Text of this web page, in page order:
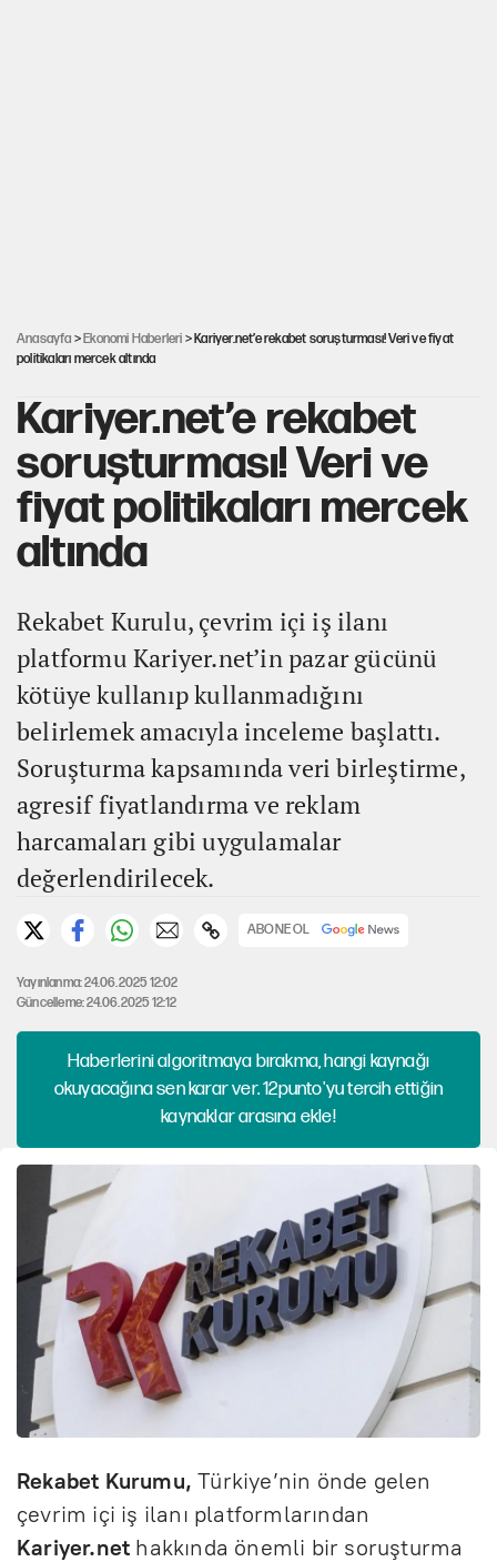
Anasayfa >Ekonomi Haberleri > Kariyer.net’e rekabet soruşturması! Veri ve fiyat
politikaları mercek altında
Kariyer.net’e rekabet
soruşturması! Veri ve
fiyat politikaları mercek
altında
Rekabet Kurulu, çevrim içi iş ilanı
platformu Kariyer.net’in pazar gücünü
kötüye kullanıp kullanmadığını
belirlemek amacıyla inceleme başlattı.
Soruşturma kapsamında veri birleştirme,
agresif fiyatlandırma ve reklam
harcamaları gibi uygulamalar
değerlendirilecek.
ABONE OL
Yayınlanma: 24.06.2025 12:02
Güncelleme: 24.06.2025 12:12
Haberlerini algoritmaya bırakma, hangi kaynağı
okuyacağına sen karar ver. 12punto'yu tercih ettiğin
kaynaklar arasına ekle!
Rekabet Kurumu, Türkiye’nin önde gelen
çevrim içi iş ilanı platformlarından
Kariyer.net hakkında önemli bir soruşturma